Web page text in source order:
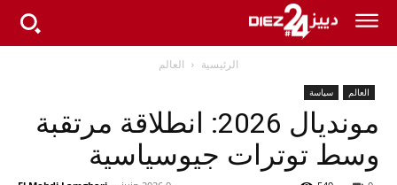
الرئيسية العالم
العالم سياسة
مونديال 2026: انطلاقة مرتقبة
وسط توترات جيوسياسية